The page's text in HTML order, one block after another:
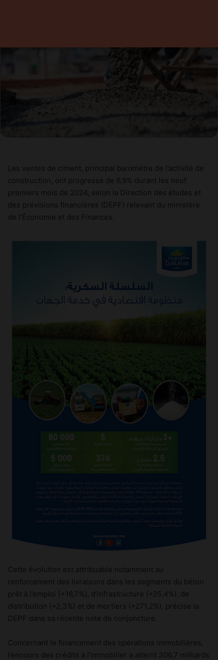
Les ventes de ciment, principal baromètre de l’activité de
construction, ont progressé de 6,9% durant les neuf
premiers mois de 2024, selon la Direction des études et
des prévisions financières (DEPF) relevant du ministère
de l’Économie et des Finances.
Cette évolution est attribuable notamment au
renforcement des livraisons dans les segments du béton
prêt à l’emploi (+16,7%), d’infrastructure (+25,4%), de
distribution (+2,3%) et de mortiers (+271,2%), précise la
DEPF dans sa récente note de conjoncture.
Concernant le financement des opérations immobilières,
l’encours des crédits à l’immobilier a atteint 306,7 milliards